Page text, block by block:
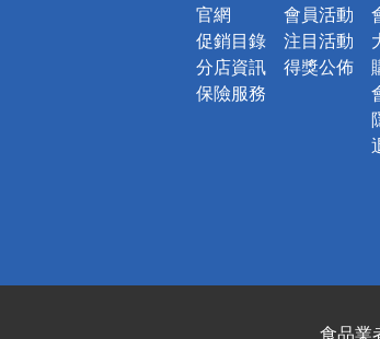
官網
促銷目錄
分店資訊
保險服務
會員活動
注目活動
得獎公佈
食品業